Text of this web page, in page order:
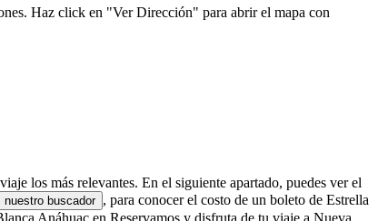
Haz click en "Ver Dirección" para abrir el mapa con
los más relevantes. En el siguiente apartado, puedes ver el
nuestro buscador , para conocer el costo de un boleto de Estrella
Anáhuac en Reservamos y disfruta de tu viaje a Nueva